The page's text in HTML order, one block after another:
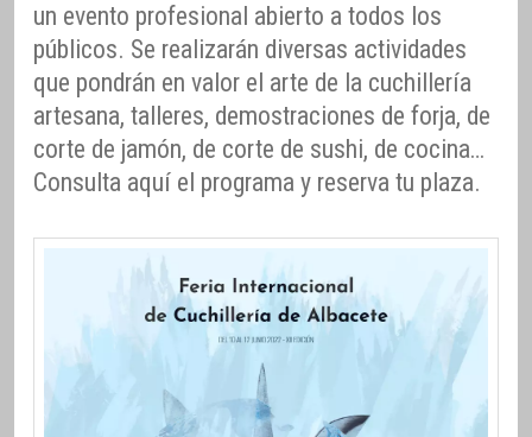
un evento profesional abierto a todos los
públicos. Se realizarán diversas actividades
que pondrán en valor el arte de la cuchillería
artesana, talleres, demostraciones de forja, de
corte de jamón, de corte de sushi, de cocina…
Consulta aquí el programa y reserva tu plaza.